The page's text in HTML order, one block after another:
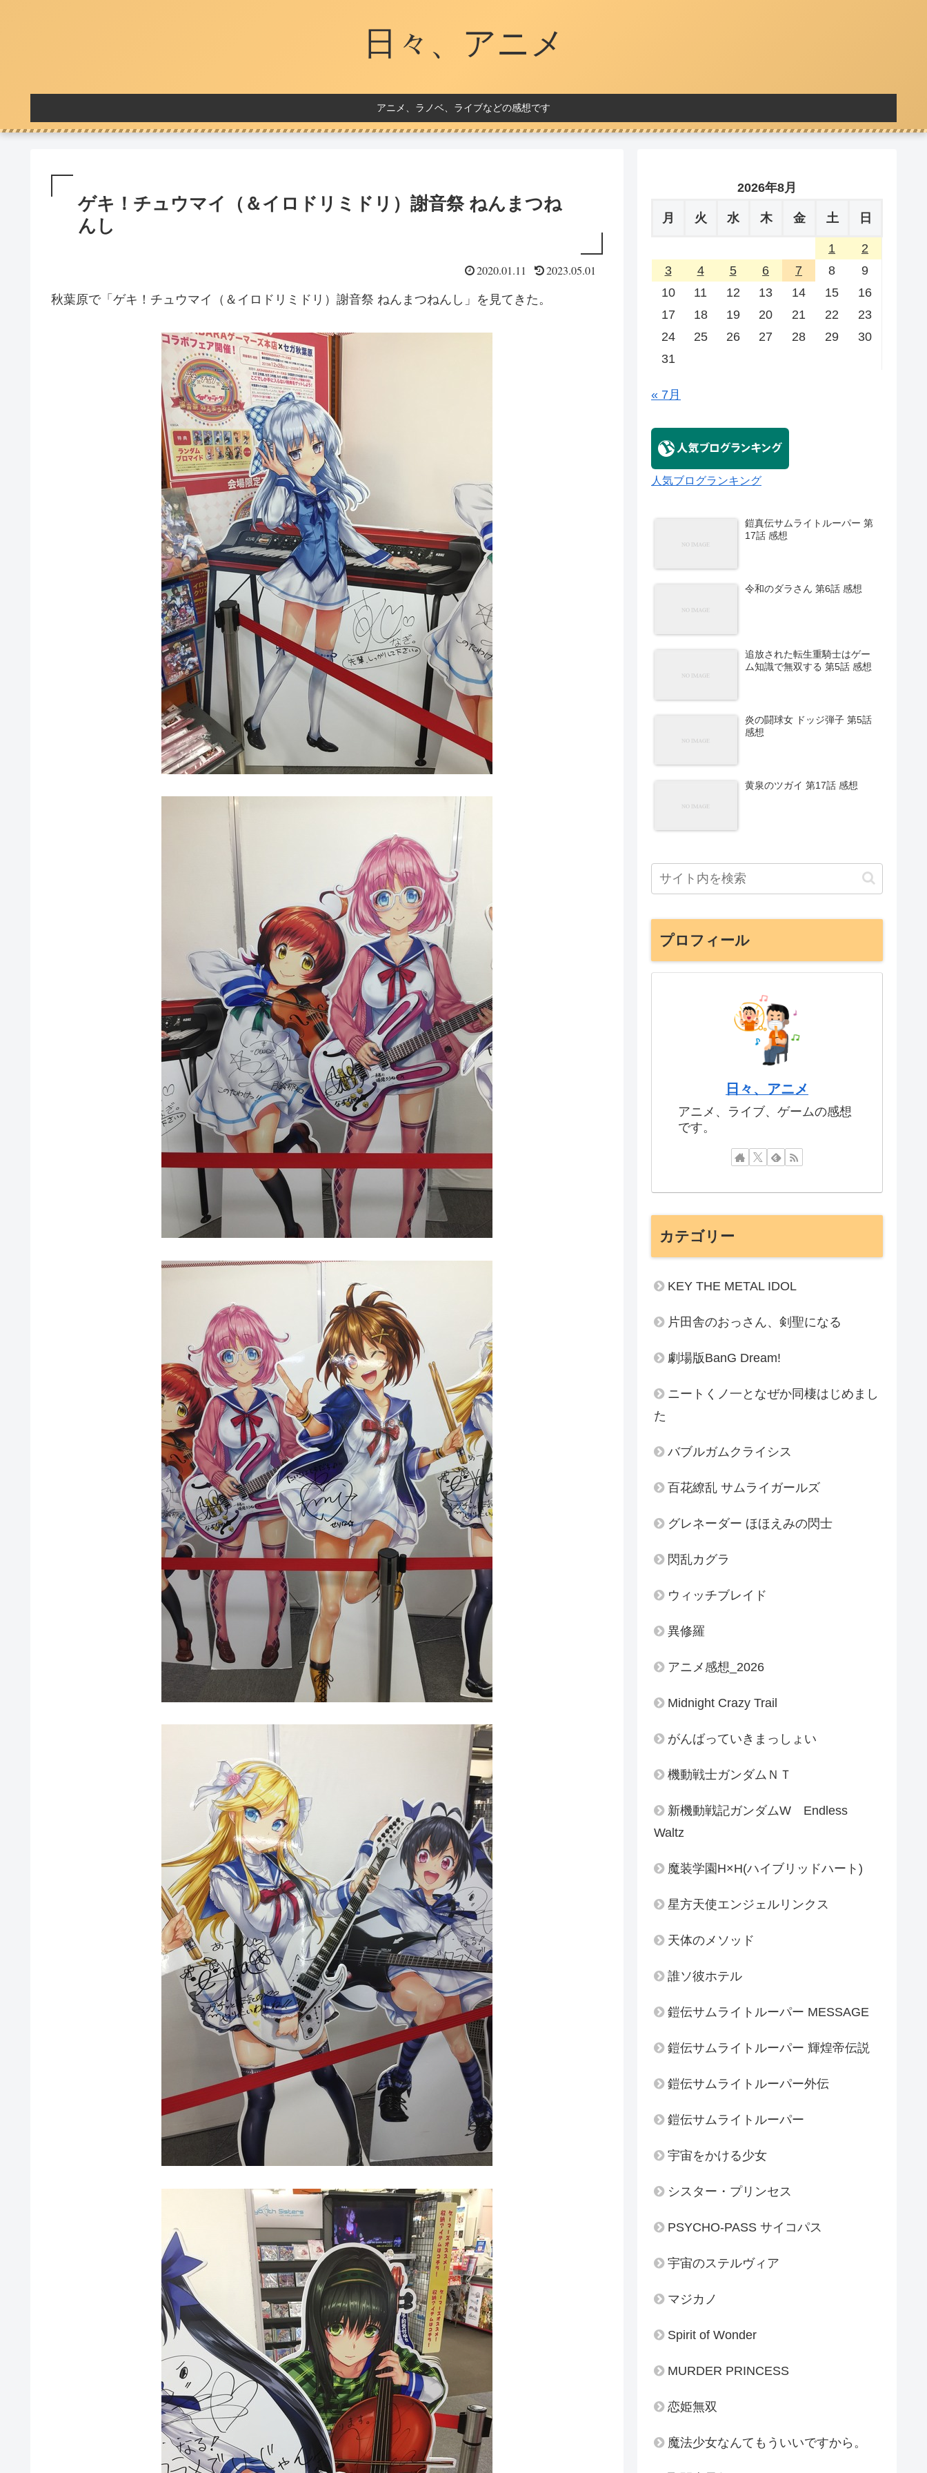
日々、アニメ
アニメ、ラノベ、ライブなどの感想です
ゲキ！チュウマイ（＆イロドリミドリ）謝音祭 ねんまつね
んし
2020.01.11 2023.05.01
秋葉原で「ゲキ！チュウマイ（＆イロドリミドリ）謝音祭 ねんまつねんし」を見てきた。
2026年8月
月 火 水 木 金 土 日
1
2
3
4 5 6 7 8
9
10
11 12 13 14 15
16
17
18 19 20 21 22
23
24
25 26 27 28 29
30
31
« 7月
人気ブログランキング
鎧真伝サムライトルーパー 第
17話 感想
令和のダラさん 第6話 感想
追放された転生重騎士はゲー
ム知識で無双する 第5話 感想
炎の闘球女 ドッジ弾子 第5話
感想
黄泉のツガイ 第17話 感想
プロフィール
日々、アニメ
アニメ、ライブ、ゲームの感想
です。
カテゴリー
KEY THE METAL IDOL
片田舎のおっさん、剣聖になる
劇場版BanG Dream!
ニートくノ一となぜか同棲はじめまし
た
バブルガムクライシス
百花繚乱 サムライガールズ
グレネーダー ほほえみの閃士
閃乱カグラ
ウィッチブレイド
異修羅
アニメ感想_2026
Midnight Crazy Trail
がんばっていきまっしょい
機動戦士ガンダムＮＴ
新機動戦記ガンダムW Endless
Waltz
魔装学園H×H(ハイブリッドハート)
星方天使エンジェルリンクス
天体のメソッド
誰ソ彼ホテル
鎧伝サムライトルーパー MESSAGE
鎧伝サムライトルーパー 輝煌帝伝説
鎧伝サムライトルーパー外伝
鎧伝サムライトルーパー
宇宙をかける少女
シスター・プリンセス
PSYCHO-PASS サイコパス
宇宙のステルヴィア
マジカノ
Spirit of Wonder
MURDER PRINCESS
恋姫無双
魔法少女なんてもういいですから。